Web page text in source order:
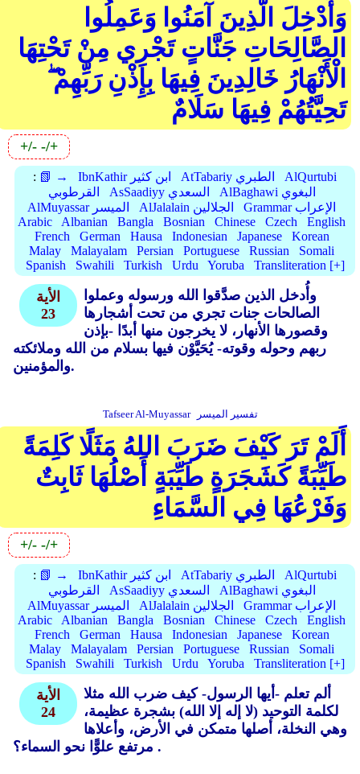
وَأُدْخِلَ الَّذِينَ آمَنُوا وَعَمِلُوا
الصَّالِحَاتِ جَنَّاتٍ تَجْرِي مِنْ تَحْتِهَا
الْأَنْهَارُ خَالِدِينَ فِيهَا بِإِذْنِ رَبِّهِمْ ۖ
تَحِيَّتُهُمْ فِيهَا سَلَامٌ
+/- -/+
: 📗 → IbnKathir ابن كثير AtTabariy الطبري
AlQurtubi
القرطوبي
AsSaadiyy السعدي
AlBaghawi البغوي
AlMuyassar الميسر
AlJalalain الجلالين
Grammar الإعراب
Arabic
Albanian Bangla Bosnian Chinese Czech
English
French
German Hausa Indonesian Japanese
Korean
Malay
Malayalam Persian Portuguese Russian
Somali
Spanish
Swahili Turkish Urdu Yoruba Transliteration [+]
الأية
23
وأُدخل الذين صدَّقوا الله ورسوله وعملوا
الصالحات جنات تجري من تحت أشجارها
وقصورها الأنهار، لا يخرجون منها أبدًا -بإذن
ربهم وحوله وقوته- يُحَيَّوْن فيها بسلام من الله وملائكته
والمؤمنين.
Tafseer Al-Muyassar تفسير الميسر
أَلَمْ تَرَ كَيْفَ ضَرَبَ اللهُ مَثَلًا كَلِمَةً
طَيِّبَةً كَشَجَرَةٍ طَيِّبَةٍ أَصْلُهَا ثَابِتٌ
وَفَرْعُهَا فِي السَّمَاءِ
+/- -/+
: 📗 → IbnKathir ابن كثير AtTabariy الطبري
AlQurtubi
القرطوبي
AsSaadiyy السعدي
AlBaghawi البغوي
AlMuyassar الميسر
AlJalalain الجلالين
Grammar الإعراب
Arabic
Albanian Bangla Bosnian Chinese Czech
English
French
German Hausa Indonesian Japanese
Korean
Malay
Malayalam Persian Portuguese Russian
Somali
Spanish
Swahili Turkish Urdu Yoruba Transliteration [+]
الأية
24
ألم تعلم -أيها الرسول- كيف ضرب الله مثلا
لكلمة التوحيد (لا إله إلا الله) بشجرة عظيمة،
وهي النخلة، أصلها متمكن في الأرض، وأعلاها
مرتفع علوًّا نحو السماء؟ .